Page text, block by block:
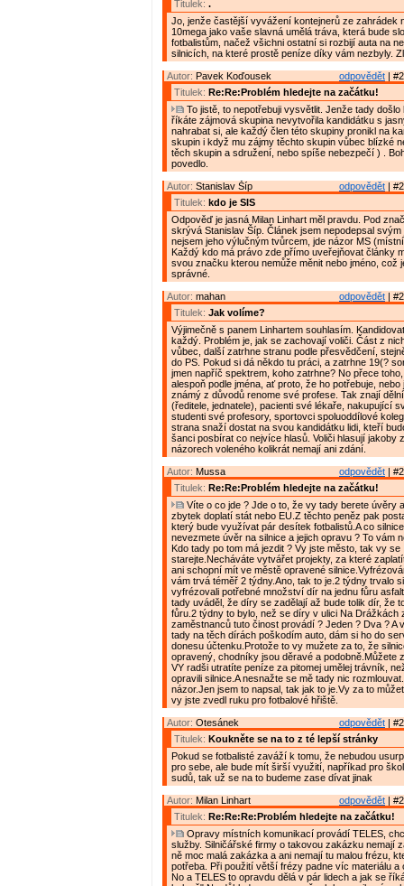
Titulek: .
Jo, jenže častější vyvážení kontejnerů ze zahrádek
10mega jako vaše slavná umělá tráva, která bude
fotbalistům, načež všichni ostatní si rozbijí auta na
silnicích, na které prostě peníze díky vám nezbyly.
odpovědět |
Autor: Pavek Koďousek
Titulek: Re:Re:Problém hledejte na začátku!
To jistě, to nepotřebuji vysvětlit. Jenže tady
říkáte zájmová skupina nevytvořila kandidátku s
nahrabat si, ale každý člen této skupiny pronikl na
skupin i když mu zájmy těchto skupin vůbec blízké
těch skupin a sdružení, nebo spíše nebezpečí ) .
povedlo.
odpovědět |
Autor: Stanislav Šíp
Titulek: kdo je SIS
Odpověď je jasná Milan Linhart měl pravdu. Pod
skrývá Stanislav Šíp. Článek jsem nepodepsal svým
nejsem jeho výlučným tvůrcem, jde názor MS
Každý kdo má právo zde přímo uveřejňovat články
svou značku kterou nemůže měnit nebo jméno, což
správné.
odpovědět |
Autor: mahan
Titulek: Jak volíme?
Výjimečně s panem Linhartem souhlasím.
každý. Problém je, jak se zachovají voliči. Část z
vůbec, další zatrhne stranu podle přesvědčení,
do PS. Pokud si dá někdo tu práci, a zatrhne 19(?
jmen napříč spektrem, koho zatrhne? No přece
alespoň podle jména, ať proto, že ho potřebuje, nebo
známý z důvodů renome své profese. Tak znají
(ředitele, jednatele), pacienti své lékaře, nakupující
studenti své profesory, sportovci spoluoddílové
strana snaží dostat na svou kandidátku lidi, kteří
šanci posbírat co nejvíce hlasů. Voliči hlasují jakoby
názorech voleného kolikrát nemají ani zdání.
odpovědět |
Autor: Mussa
Titulek: Re:Re:Problém hledejte na začátku!
Víte o co jde ? Jde o to, že vy tady berete úvěry
zbytek doplatí stát nebo EU.Z těchto peněz pak
který bude využívat pár desítek fotbalistů.A co
nevezmete úvěr na silnice a jejich opravu ? To vám
Kdo tady po tom má jezdit ? Vy jste město, tak vy se
starejte.Necháváte vytvářet projekty, za které
ani schopní mít ve městě opravené
vám trvá téměř 2 týdny.Ano, tak to je.2 týdny trvalo
vyfrézovali potřebné množství dír na jednu fůru
tady uváděl, že díry se zadělají až bude tolik dír, že
fůru.2 týdny to bylo, než se díry v ulici Na Drážkách
zaměstnanců tuto činost provádí ? Jeden ? Dva ? A
tady na těch dírách poškodím auto, dám si ho do
donesu účtenku.Protože to vy mužete za to, že
opravený, chodníky jsou děravé a podobně.Můžete
VY radši utratíte peníze za pitomej umělej trávník,
opravili silnice.A nesnažte se mě tady nic
názor.Jen jsem to napsal, tak jak to je.Vy za to
vy jste zvedl ruku pro fotbalové hřiště.
odpovědět |
Autor: Otesánek
Titulek: Koukněte se na to z té lepší stránky
Pokud se fotbalisté zaváží k tomu, že nebudou
pro sebe, ale bude mít širší využití, napříkad pro
sudů, tak už se na to budeme zase dívat jinak
odpovědět |
Autor: Milan Linhart
Titulek: Re:Re:Re:Problém hledejte na začátku!
Opravy místních komunikací provádí TELES,
služby. Silničářské firmy o takovou zakázku nemají
ně moc malá zakázka a ani nemají tu malou frézu,
potřeba. Při použití větší frézy padne víc materiálu a
No a TELES to opravdu dělá v pár lidech a jak se